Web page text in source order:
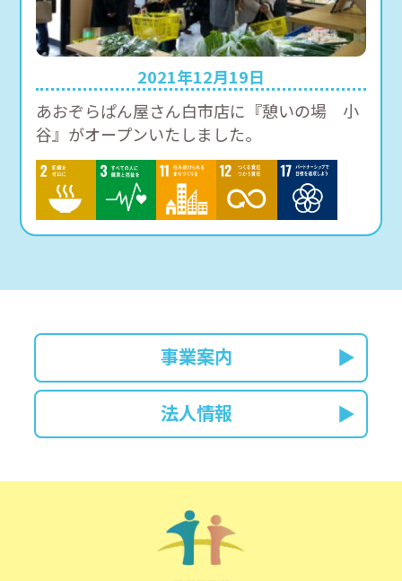
2021年12月19日
あおぞらぱん屋さん白市店に『憩いの場 小
谷』がオープンいたしました。
事業案内
法人情報